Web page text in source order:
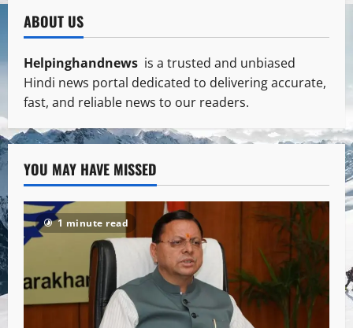
ABOUT US
Helpinghandnews is a trusted and unbiased
Hindi news portal dedicated to delivering accurate,
fast, and reliable news to our readers.
YOU MAY HAVE MISSED
1 minute read